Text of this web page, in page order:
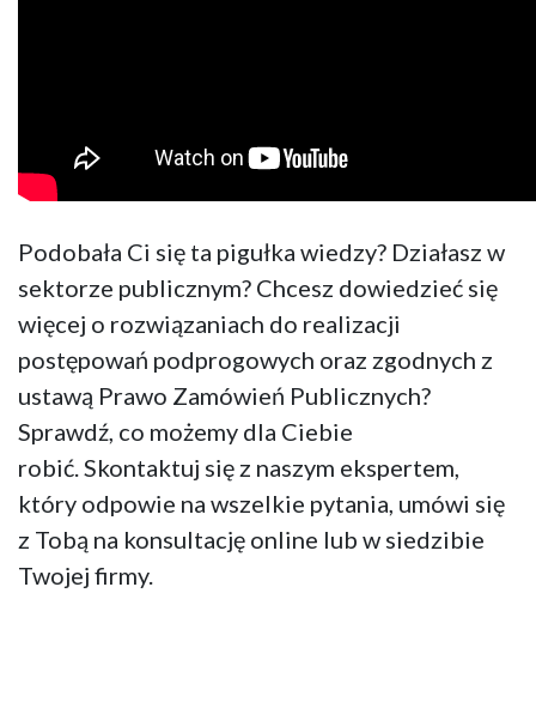
Podobała Ci się ta pigułka wiedzy? Działasz w
sektorze publicznym? Chcesz dowiedzieć się
więcej o rozwiązaniach do realizacji
postępowań podprogowych oraz zgodnych z
ustawą Prawo Zamówień Publicznych?
Sprawdź, co możemy dla Ciebie
robić. Skontaktuj się z naszym ekspertem,
który odpowie na wszelkie pytania, umówi się
z Tobą na konsultację online lub w siedzibie
Twojej firmy.